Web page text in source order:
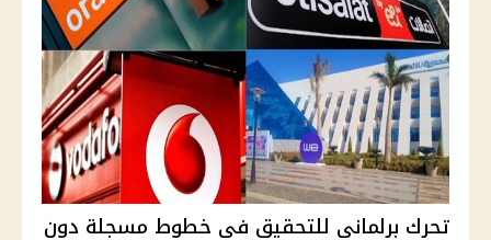
تحرك برلماني للتحقيق في خطوط مسجلة دون